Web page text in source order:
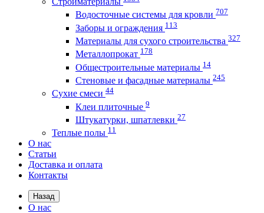
Водосточные системы для кровли 707
Заборы и ограждения 113
Материалы для сухого строительства 327
Металлопрокат 178
Общестроительные материалы 14
Стеновые и фасадные материалы 245
Сухие смеси 44
Клеи плиточные 9
Штукатурки, шпатлевки 27
Теплые полы 11
О нас
Статьи
Доставка и оплата
Контакты
Назад
О нас